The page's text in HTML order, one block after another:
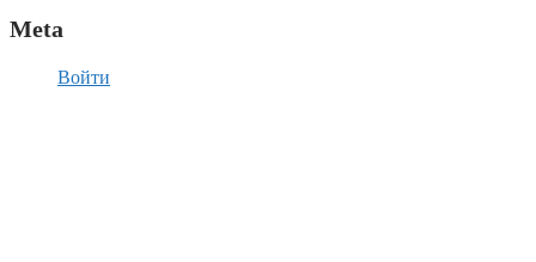
Meta
Войти